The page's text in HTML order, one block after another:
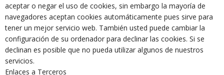
aceptar o negar el uso de cookies, sin embargo la mayoría de
navegadores aceptan cookies automáticamente pues sirve para
tener un mejor servicio web. También usted puede cambiar la
configuración de su ordenador para declinar las cookies. Si se
declinan es posible que no pueda utilizar algunos de nuestros
servicios.
Enlaces a Terceros